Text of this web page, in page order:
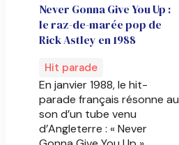
Never Gonna Give You Up :
le raz-de-marée pop de
Rick Astley en 1988
Hit parade
En janvier 1988, le hit-
parade français résonne au
son d’un tube venu
d’Angleterre : « Never